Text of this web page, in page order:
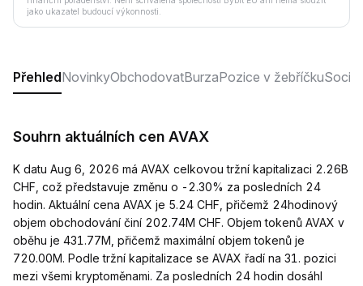
jako ukazatel budoucí výkonnosti.
PřehledNovinkyObchodovatBurzaPozice v žebříčku
Souhrn aktuálních cen AVAX
K datu Aug 6, 2026 má AVAX celkovou tržní kapitalizaci 2.26B
CHF, což představuje změnu o -2.30% za posledních 24
hodin. Aktuální cena AVAX je 5.24 CHF, přičemž 24hodinový
objem obchodování činí 202.74M CHF. Objem tokenů AVAX v
oběhu je 431.77M, přičemž maximální objem tokenů je
720.00M. Podle tržní kapitalizace se AVAX řadí na 31. pozici
mezi všemi kryptoměnami. Za posledních 24 hodin dosáhl